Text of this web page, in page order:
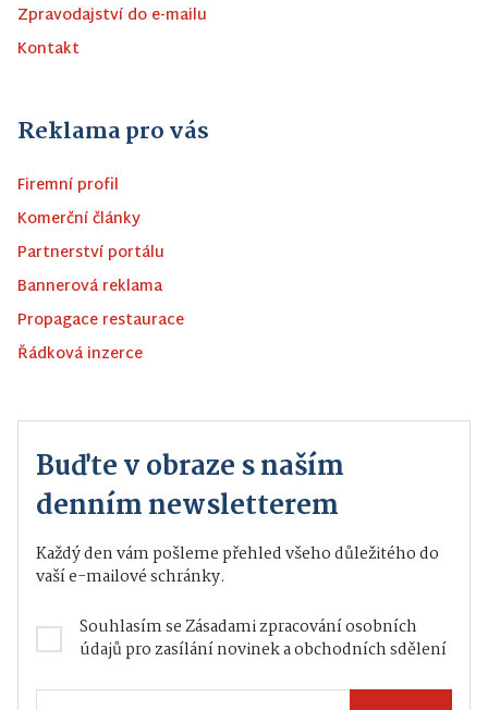
Zpravodajství do e-mailu
Kontakt
Reklama pro vás
Firemní profil
Komerční články
Partnerství portálu
Bannerová reklama
Propagace restaurace
Řádková inzerce
Buďte v obraze s naším
denním newsletterem
Každý den vám pošleme přehled všeho důležitého do
vaší e-mailové schránky.
Souhlasím seZásadami zpracování osobních
údajůpro zasílání novinek a obchodních sdělení